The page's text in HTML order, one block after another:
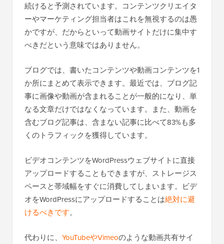
続けると予測されています。コンテンツクリエイタ
ーやマーケティング担当者はこれを無視するのは愚
かですが、だからといって動画サイトだけに集中す
べきだという意味ではありません。
ブログでは、書いたコンテンツや動画コンテンツを1
か所にまとめて表示できます。最近では、ブログ記
事に画像や動画が含まれることが一般的になり、単
なる文章だけではなくなっています。また、動画を
含むブログ記事は、含まない記事に比べて83%も多
くのトラフィックを獲得しています。
ビデオコンテンツをWordPressウェブサイトに直接
アップロードすることもできますが、ストレージス
ペースと帯域幅をすぐに消費してしまいます。ビデ
オをWordPressにアップロードすることは絶対に避
けるべきです。
代わりに、 YouTubeやVimeoのような動画共有サイ